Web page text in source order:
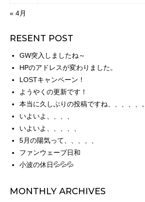
« 4月
RESENT POST
GW突入しましたね～
HPのアドレスが変わりました。
LOSTキャンペーン！
ようやくの更新です！
本当に久しぶりの投稿ですね、、、、、。
いよいよ、、、、
いよいよ、、、、、
5月の陽気って、、、、、
ファンウェーブ日和
小波の休日💦💦💦
MONTHLY ARCHIVES